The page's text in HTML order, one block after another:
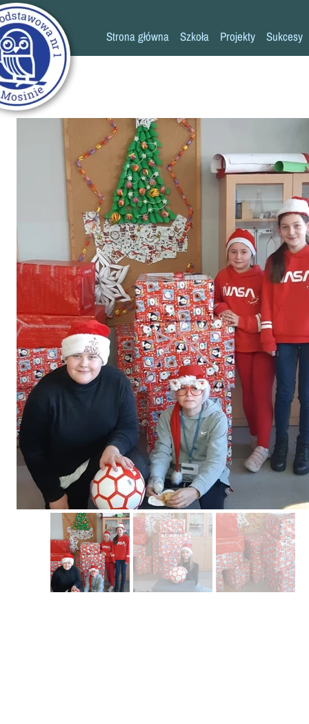
Strona główna Szkoła
Historia szkoły
Pielęgniarka
Rada rodziców
Biblioteka
Stołówka
Świetlica
Kronika
Projekty
Erasmus+ Przez
Erasmus+ Mózgi w
Sukcesy